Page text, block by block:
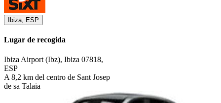
Ibiza, ESP
Lugar de recogida
Ibiza Airport (Ibz), Ibiza 07818,
ESP
A 8,2 km del centro de Sant Josep
de sa Talaia